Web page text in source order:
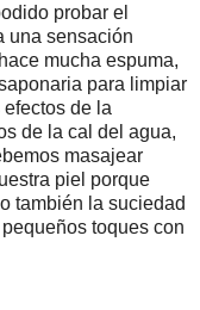
probar el
una sensación
mucha espuma,
para limpiar
de la
de la cal del agua,
masajear
piel porque
también la suciedad
toques con